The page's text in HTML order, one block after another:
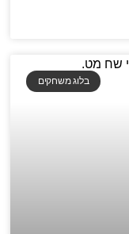
בלוג משחקים